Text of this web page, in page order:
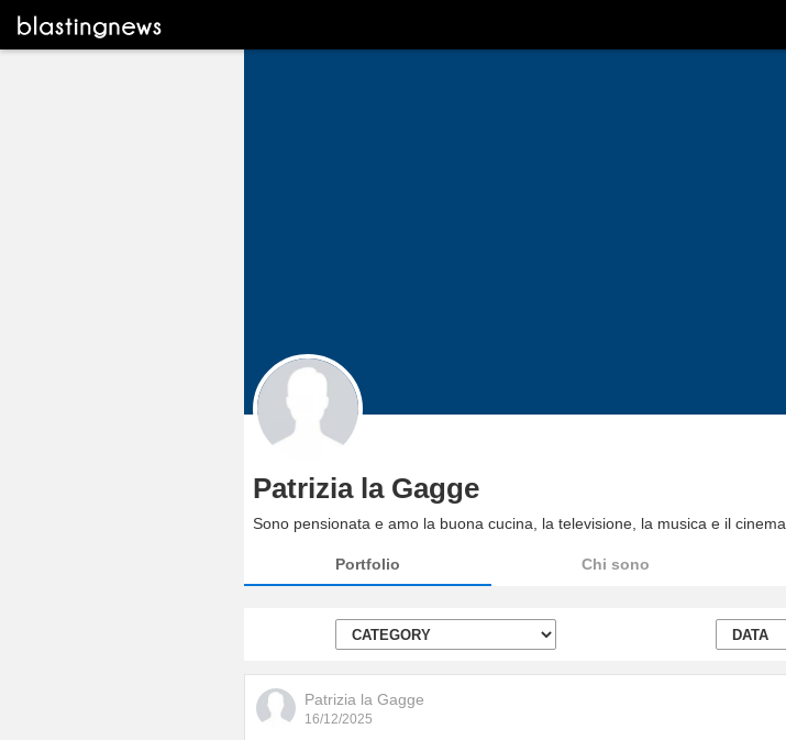
Patrizia la Gagge
Sono pensionata e amo la buona cucina, la televisione, la musica e il cinema
Portfolio Chi sono
Patrizia la Gagge
16/12/2025